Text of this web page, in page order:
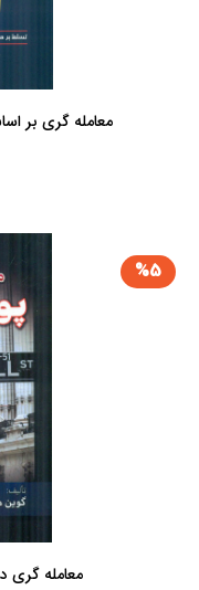
معامله گری بر
%5
معامله گری